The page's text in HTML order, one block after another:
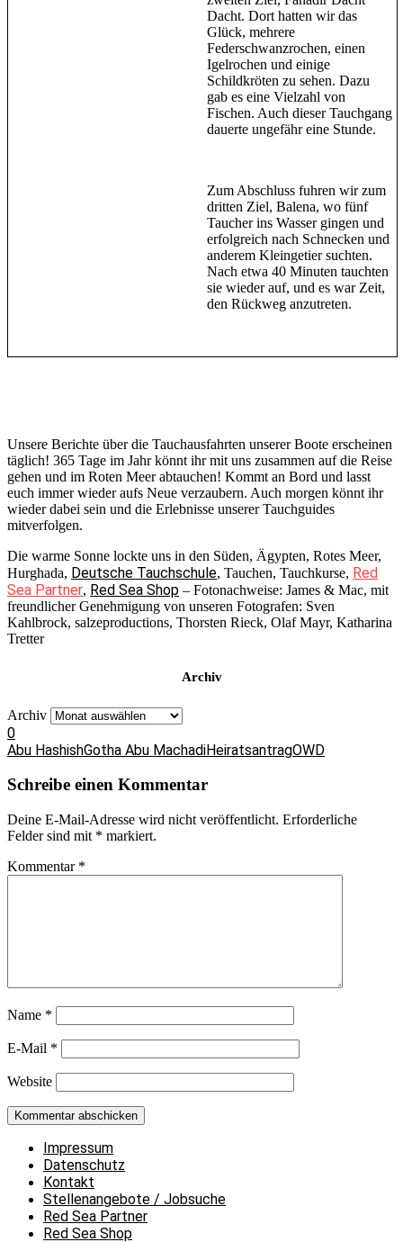
Dacht. Dort hatten wir das
Glück, mehrere
Federschwanzrochen, einen
Igelrochen und einige
Schildkröten zu sehen. Dazu
gab es eine Vielzahl von
Fischen. Auch dieser Tauchgang
dauerte ungefähr eine Stunde.
Zum Abschluss fuhren wir zum
dritten Ziel, Balena, wo fünf
Taucher ins Wasser gingen und
erfolgreich nach Schnecken und
anderem Kleingetier suchten.
Nach etwa 40 Minuten tauchten
sie wieder auf, und es war Zeit,
den Rückweg anzutreten.
Unsere Berichte über die Tauchausfahrten unserer Boote erscheinen
täglich! 365 Tage im Jahr könnt ihr mit uns zusammen auf die Reise
gehen und im Roten Meer abtauchen! Kommt an Bord und lasst
euch immer wieder aufs Neue verzaubern. Auch morgen könnt ihr
wieder dabei sein und die Erlebnisse unserer Tauchguides
mitverfolgen.
Die warme Sonne lockte uns in den Süden, Ägypten, Rotes Meer,
Hurghada, Deutsche Tauchschule, Tauchen, Tauchkurse, Red
Sea Partner, Red Sea Shop – Fotonachweise: James & Mac, mit
freundlicher Genehmigung von unseren Fotografen: Sven
Kahlbrock, salzeproductions, Thorsten Rieck, Olaf Mayr, Katharina
Tretter
Archiv
Archiv
0
Abu HashishGotha Abu MachadiHeiratsantragOWD
Schreibe einen Kommentar
Deine E-Mail-Adresse wird nicht veröffentlicht. Erforderliche
Felder sind mit * markiert.
Kommentar *
Name *
E-Mail *
Website
Impressum
Datenschutz
Kontakt
Stellenangebote / Jobsuche
Red Sea Partner
Red Sea Shop